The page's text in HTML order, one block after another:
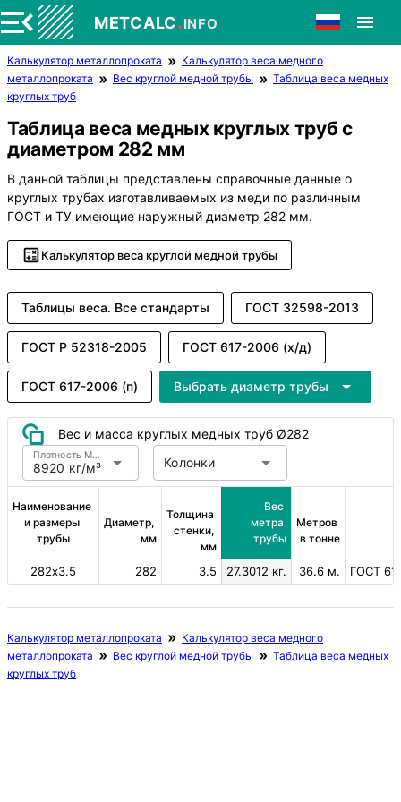
METCALC.INFO
Калькулятор металлопроката
Калькулятор веса медного
металлопроката
Вес круглой медной трубы
Таблица веса медных
круглых труб
Таблица веса медных круглых труб с
диаметром 282 мм
В данной таблицы представлены справочные данные о
круглых трубах изготавливаемых из меди по различным
ГОСТ и ТУ имеющие наружный диаметр 282 мм.
Калькулятор веса круглой медной трубы
Таблицы веса. Все стандарты ГОСТ 32598-2013
ГОСТ Р 52318-2005 ГОСТ 617-2006 (х/д)
ГОСТ 617-2006 (п) Выбрать диаметр трубы
Вес и масса круглых медных труб Ø282
8920 кг/м³
Плотность Медь Колонки
Наименование
и размеры
трубы
Диаметр,
мм
Толщина
стенки,
мм
Вес
метра
трубы
Метров
в тонне
282х3.5 282 3.5 27.3012 кг. 36.6 м. ГОСТ
Калькулятор металлопроката
Калькулятор веса медного
металлопроката
Вес круглой медной трубы
Таблица веса медных
круглых труб